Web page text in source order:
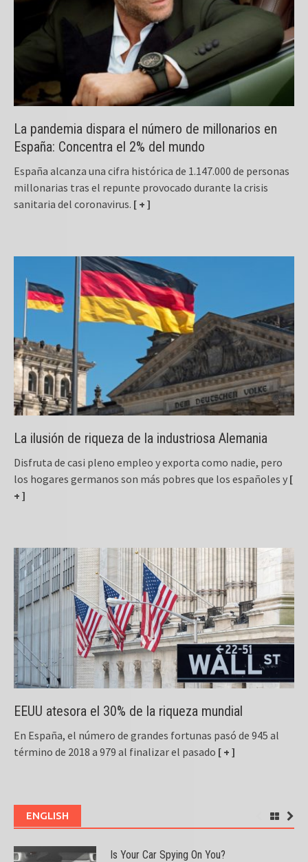
La pandemia dispara el número de millonarios en
España: Concentra el 2% del mundo
España alcanza una cifra histórica de 1.147.000 de personas
millonarias tras el repunte provocado durante la crisis
sanitaria del coronavirus. [ + ]
La ilusión de riqueza de la industriosa Alemania
Disfruta de casi pleno empleo y exporta como nadie, pero
los hogares germanos son más pobres que los españoles y [
+ ]
EEUU atesora el 30% de la riqueza mundial
En España, el número de grandes fortunas pasó de 945 al
término de 2018 a 979 al finalizar el pasado [ + ]
ENGLISH
Is Your Car Spying On You?